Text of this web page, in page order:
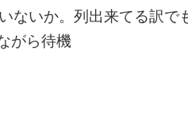
ないか。列出来てる訳で
がら待機